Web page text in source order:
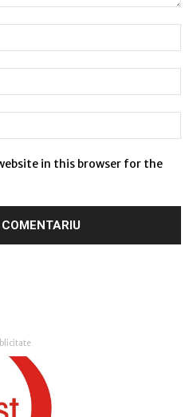
in this browser for the